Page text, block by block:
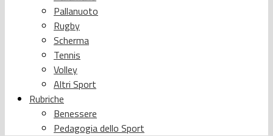
Pallanuoto
Rugby
Scherma
Tennis
Volley
Altri Sport
Rubriche
Benessere
Pedagogia dello Sport